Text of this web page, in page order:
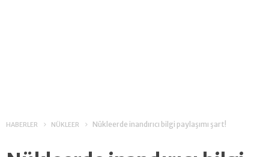
HABERLER NÜKLEER Nükleerde inandırıcı bilgi paylaşımı şart!